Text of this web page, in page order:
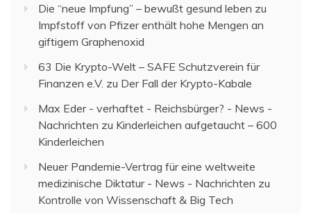
Die “neue Impfung” – bewußt gesund leben zu
Impfstoff von Pfizer enthält hohe Mengen an
giftigem Graphenoxid
63 Die Krypto-Welt – SAFE Schutzverein für
Finanzen e.V. zu Der Fall der Krypto-Kabale
Max Eder - verhaftet - Reichsbürger? - News -
Nachrichten zu Kinderleichen aufgetaucht – 600
Kinderleichen
Neuer Pandemie-Vertrag für eine weltweite
medizinische Diktatur - News - Nachrichten zu
Kontrolle von Wissenschaft & Big Tech